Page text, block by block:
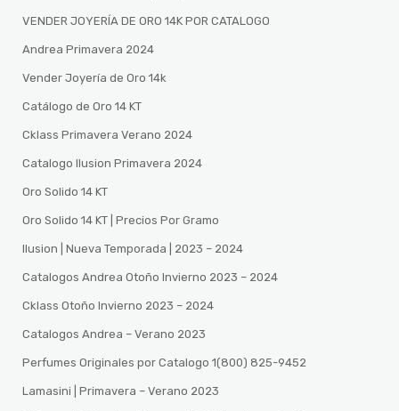
VENDER JOYERÍA DE ORO 14K POR CATALOGO
Andrea Primavera 2024
Vender Joyería de Oro 14k
Catálogo de Oro 14 KT
Cklass Primavera Verano 2024
Catalogo Ilusion Primavera 2024
Oro Solido 14 KT
Oro Solido 14 KT | Precios Por Gramo
Ilusion | Nueva Temporada | 2023 – 2024
Catalogos Andrea Otoño Invierno 2023 – 2024
Cklass Otoño Invierno 2023 – 2024
Catalogos Andrea – Verano 2023
Perfumes Originales por Catalogo 1(800) 825-9452
Lamasini | Primavera – Verano 2023